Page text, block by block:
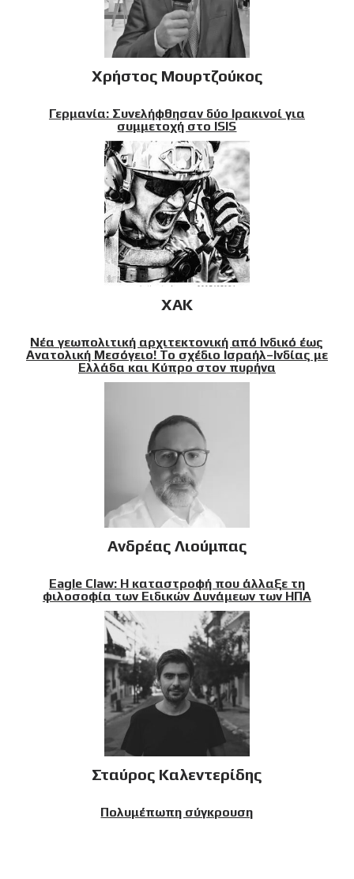
Χρήστος Μουρτζούκος
Γερμανία: Συνελήφθησαν δύο Ιρακινοί για
συμμετοχή στο ISIS
XAK
Νέα γεωπολιτική αρχιτεκτονική από Ινδικό έως
Ανατολική Μεσόγειο! Το σχέδιο Ισραήλ–Ινδίας με
Ελλάδα και Κύπρο στον πυρήνα
Ανδρέας Λιούμπας
Eagle Claw: Η καταστροφή που άλλαξε τη
φιλοσοφία των Ειδικών Δυνάμεων των ΗΠΑ
Σταύρος Καλεντερίδης
Πολυμέπωπη σύγκρουση